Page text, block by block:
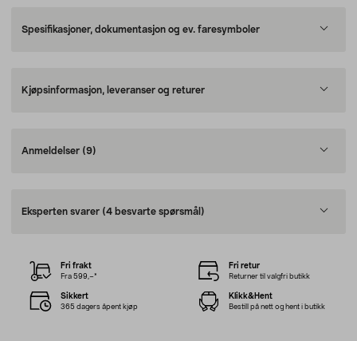
Spesifikasjoner, dokumentasjon og ev. faresymboler
Kjøpsinformasjon, leveranser og returer
Anmeldelser (9)
Eksperten svarer (4 besvarte spørsmål)
Fri frakt
Fra 599,–*
Fri retur
Returner til valgfri butikk
Sikkert
365 dagers åpent kjøp
Klikk&Hent
Bestill på nett og hent i butikk